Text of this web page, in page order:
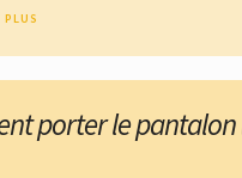
PLUS
porter le